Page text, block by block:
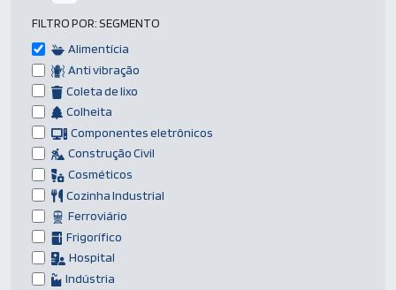
FILTRO POR:SEGMENTO
Alimentícia
Anti vibração
Coleta de lixo
Colheita
Componentes eletrônicos
Construção Civil
Cosméticos
Cozinha Industrial
Ferroviário
Frigorífico
Hospital
Indústria